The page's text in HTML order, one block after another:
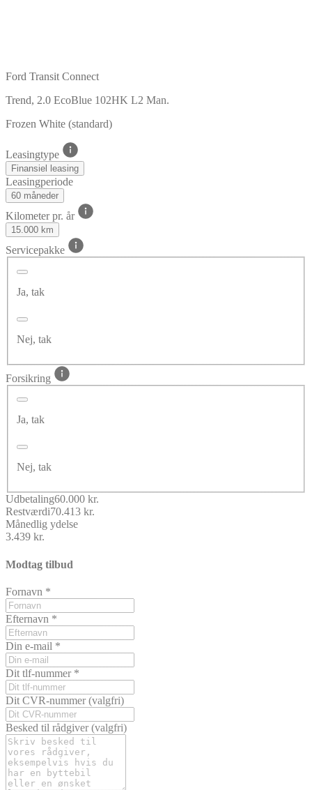
Ford Transit Connect
Trend, 2.0 EcoBlue 102HK L2 Man.
Frozen White (standard)
Leasingtype
Finansiel leasing
Leasingperiode
60 måneder
Kilometer pr. år
15.000 km
Servicepakke
Ja, tak
Nej, tak
Forsikring
Ja, tak
Nej, tak
Udbetaling60.000 kr.
Restværdi70.413 kr.
Månedlig ydelse
3.439 kr.
Modtag tilbud
Fornavn *
Efternavn *
Din e-mail *
Dit tlf-nummer *
Dit CVR-nummer(valgfri)
Besked til rådgiver (valgfri)